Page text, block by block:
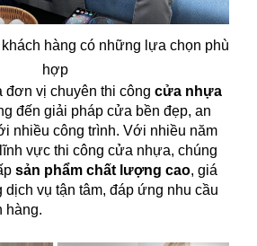
hàng có những lựa chọn phù
hợp
đơn vị chuyên thi công cửa nhựa
đến giải pháp cửa bền đẹp, an
nhiều công trình. Với nhiều năm
vực thi công cửa nhựa, chúng
sản phẩm chất lượng cao, giá
dịch vụ tận tâm, đáp ứng nhu cầu
hàng.